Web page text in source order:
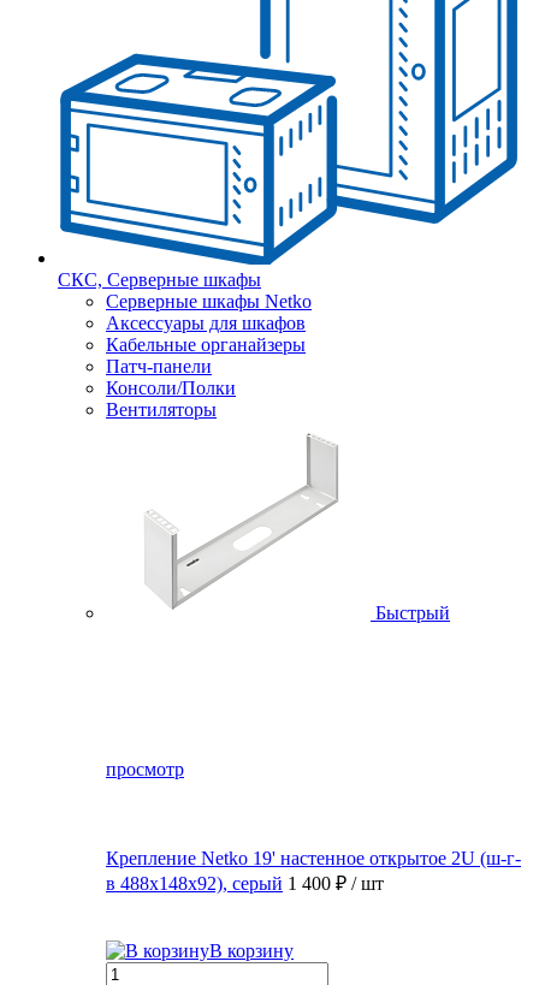
СКС, Серверные шкафы
Серверные шкафы Netko
Аксессуары для шкафов
Кабельные органайзеры
Патч-панели
Консоли/Полки
Вентиляторы
Быстрый
просмотр
Крепление Netko 19' настенное открытое 2U (ш-г-
в 488х148х92), серый 1 400 ₽ / шт
В корзину